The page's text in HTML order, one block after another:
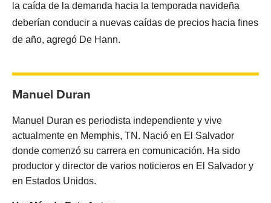
la caída de la demanda hacia la temporada navideña
deberían conducir a nuevas caídas de precios hacia fines
de año, agregó De Hann.
Manuel Duran
Manuel Duran es periodista independiente y vive
actualmente en Memphis, TN. Nació en El Salvador
donde comenzó su carrera en comunicación. Ha sido
productor y director de varios noticieros en El Salvador y
en Estados Unidos.